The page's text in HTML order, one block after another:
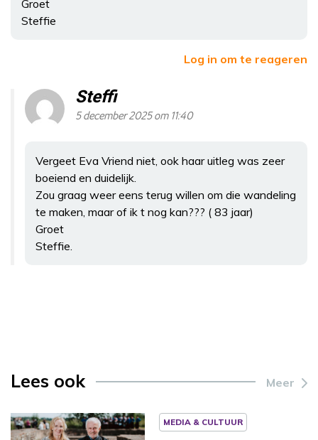
Groet
Steffie
Log in om te reageren
Steffi
5 december 2025 om 11:40
Vergeet Eva Vriend niet, ook haar uitleg was zeer
boeiend en duidelijk.
Zou graag weer eens terug willen om die wandeling
te maken, maar of ik t nog kan??? ( 83 jaar)
Groet
Steffie.
Lees ook Meer
MEDIA & CULTUUR